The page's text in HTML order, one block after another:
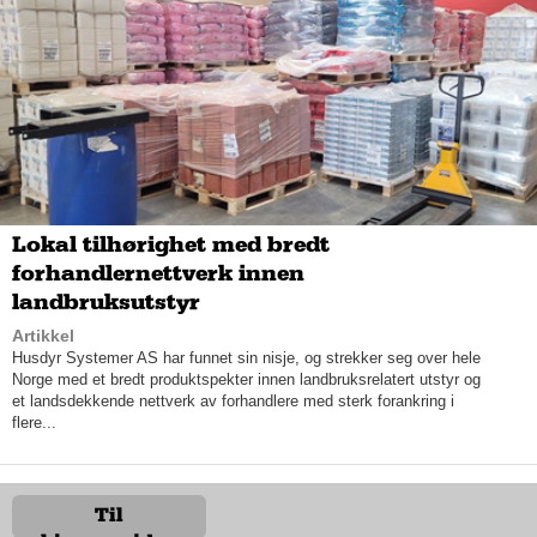
reklamasjonstakster av alle mulige skader på bolig og
eiendom, gjennom private. Av og til blir en takstmann også
innleid i konfliktsaker, da via en advokat.
– Advokaten anbefaler kunden at man må leie inn en
uavhengig takstmann for å vurdere og beskrive skaden slik at
advokaten kan jobbe med det videre. Derfor jobber vi tett opp
mot advokater, og hjelper dem som har havnet i kinkige
situasjoner, fastslår den erfarne takstmannen.
Odd Kjell utfører også arealmålinger og uavhengig kontroll på
nybygg.
Lokal tilhørighet med bredt
forhandlernettverk innen
landbruksutstyr
Artikkel
Husdyr Systemer AS har funnet sin nisje, og strekker seg over hele
Norge med et bredt produktspekter innen landbruksrelatert utstyr og
et landsdekkende nettverk av forhandlere med sterk forankring i
flere...
Til